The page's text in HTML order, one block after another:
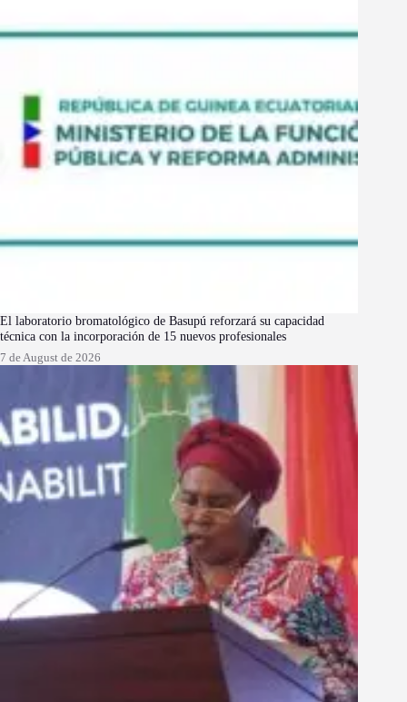
El laboratorio bromatológico de Basupú reforzará su capacidad
técnica con la incorporación de 15 nuevos profesionales
7 de August de 2026